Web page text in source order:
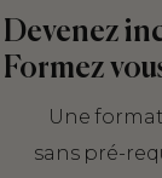
Devenez
Formez
Une
sans pré-